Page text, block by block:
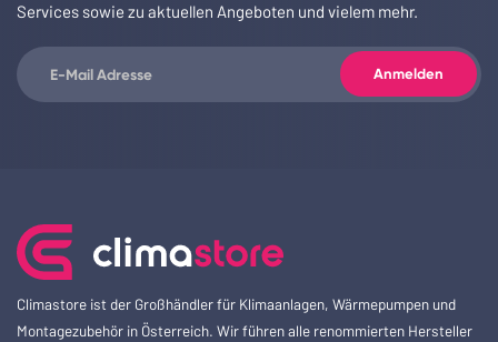
Services sowie zu aktuellen Angeboten und vielem mehr.
Climastore ist der Großhändler für Klimaanlagen, Wärmepumpen und
Montagezubehör in Österreich. Wir führen alle renommierten Hersteller